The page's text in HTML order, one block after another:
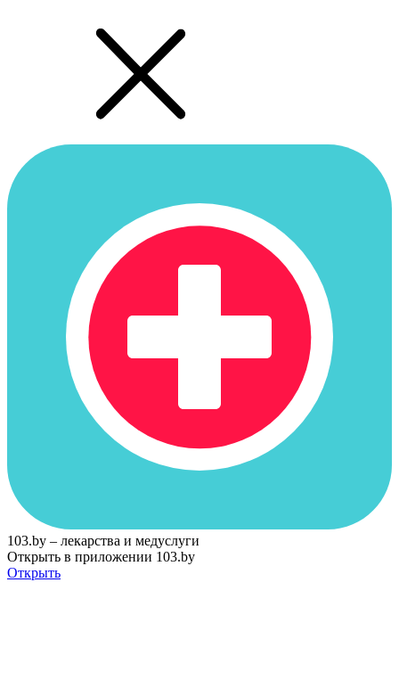
103.by – лекарства и медуслуги
Открыть в приложении 103.by
Открыть